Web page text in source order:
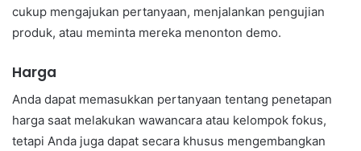
cukup mengajukan pertanyaan, menjalankan pengujian
produk, atau meminta mereka menonton demo.
Harga
Anda dapat memasukkan pertanyaan tentang penetapan
harga saat melakukan wawancara atau kelompok fokus,
tetapi Anda juga dapat secara khusus mengembangkan